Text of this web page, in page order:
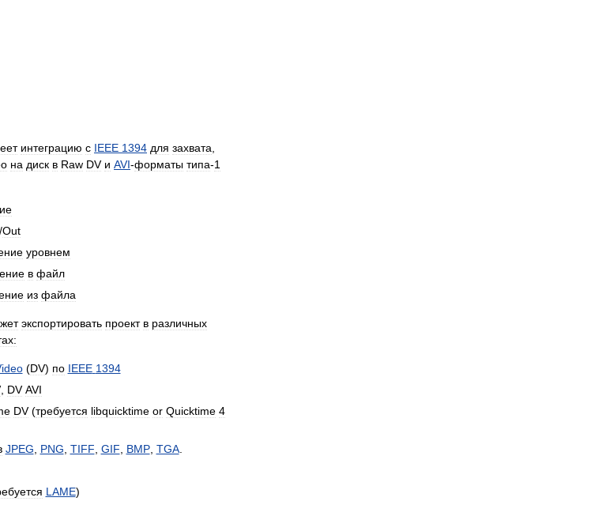
интеграцию с IEEE 1394 для захвата
на диск в Raw DV и AVI-форматы типа-1
/Out
уровнем
в файл
из файла
экспортировать проект в различных
(DV) по IEEE 1394
, DV AVI
DV(требуется libquicktime or Quicktime 4
JPEG PNG TIFF GIF BMP, TGA.
LAME)